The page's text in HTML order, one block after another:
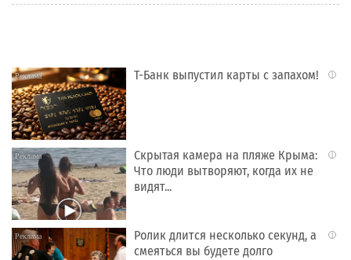
i
Т-Банк выпустил карты с запахом!
i
Скрытая камера на пляже Крыма:
Что люди вытворяют, когда их не
видят...
i
Ролик длится несколько секунд, а
смеяться вы будете долго